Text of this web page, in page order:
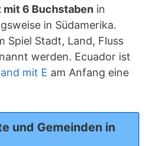
mit 6 Buchstaben in
in Südamerika.
Spiel Stadt, Land, Fluss
werden. Ecuador ist
mit E am Anfang eine
und Gemeinden in